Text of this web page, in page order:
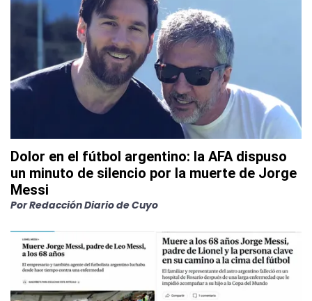
Dolor en el fútbol argentino: la AFA dispuso
un minuto de silencio por la muerte de Jorge
Messi
PorRedacción Diario de Cuyo